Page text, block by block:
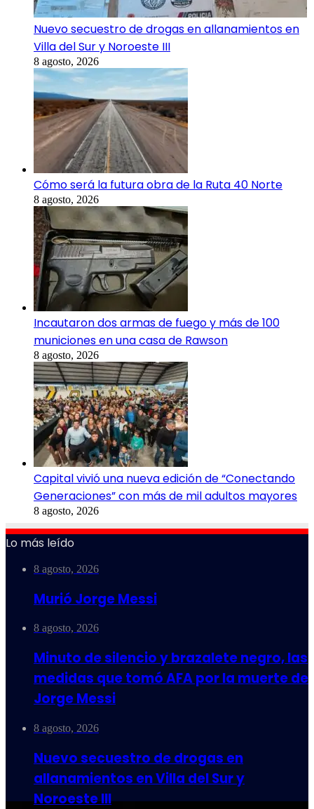
Nuevo secuestro de drogas en allanamientos en
Villa del Sur y Noroeste III
8 agosto, 2026
Cómo será la futura obra de la Ruta 40 Norte
8 agosto, 2026
Incautaron dos armas de fuego y más de 100
municiones en una casa de Rawson
8 agosto, 2026
Capital vivió una nueva edición de “Conectando
Generaciones” con más de mil adultos mayores
8 agosto, 2026
Lo más leído
8 agosto, 2026
Murió Jorge Messi
8 agosto, 2026
Minuto de silencio y brazalete negro, las
medidas que tomó AFA por la muerte de
Jorge Messi
8 agosto, 2026
Nuevo secuestro de drogas en
allanamientos en Villa del Sur y
Noroeste III